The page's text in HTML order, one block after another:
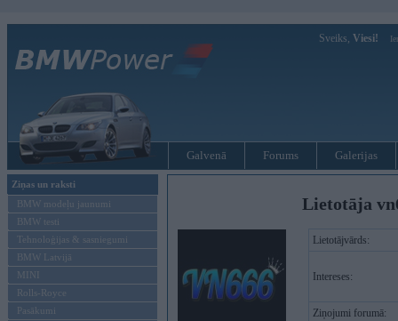
Sveiks, Viesi!
Galvenā Forums Galerijas
Ziņas un raksti
BMW modeļu jaunumi
BMW testi
Tehnoloģijas & sasniegumi
BMW Latvijā
MINI
Rolls-Royce
Pasākumi
Lietotāja
Lietotājvārds:
Intereses:
Ziņojumi forumā: